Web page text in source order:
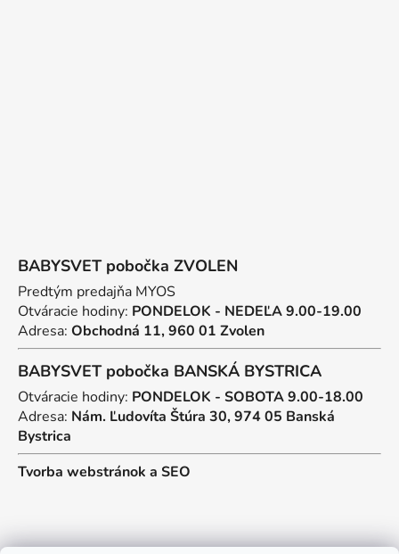
BABYSVET pobočka ZVOLEN
Predtým predajňa MYOS
Otváracie hodiny: PONDELOK - NEDEĽA 9.00-19.00
Adresa: Obchodná 11, 960 01 Zvolen
BABYSVET pobočka BANSKÁ BYSTRICA
Otváracie hodiny: PONDELOK - SOBOTA 9.00-18.00
Adresa: Nám. Ľudovíta Štúra 30, 974 05 Banská
Bystrica
Tvorba webstránok a SEO